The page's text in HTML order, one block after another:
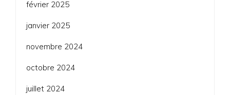
février 2025
janvier 2025
novembre 2024
octobre 2024
juillet 2024